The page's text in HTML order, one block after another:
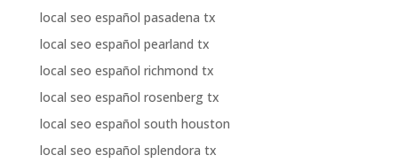
local seo español pasadena tx
local seo español pearland tx
local seo español richmond tx
local seo español rosenberg tx
local seo español south houston
local seo español splendora tx